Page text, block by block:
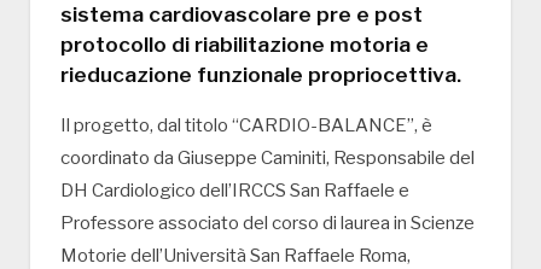
sistema cardiovascolare pre e post
protocollo di riabilitazione motoria e
rieducazione funzionale propriocettiva.
Il progetto, dal titolo “CARDIO-BALANCE”, è
coordinato da Giuseppe Caminiti, Responsabile del
DH Cardiologico dell’IRCCS San Raffaele e
Professore associato del corso di laurea in Scienze
Motorie dell’Università San Raffaele Roma,